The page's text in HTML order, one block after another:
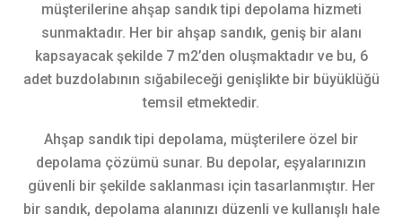
müşterilerine ahşap sandık tipi depolama hizmeti
sunmaktadır. Her bir ahşap sandık, geniş bir alanı
kapsayacak şekilde 7 m2’den oluşmaktadır ve bu, 6
adet buzdolabının sığabileceği genişlikte bir büyüklüğü
temsil etmektedir.
Ahşap sandık tipi depolama, müşterilere özel bir
depolama çözümü sunar. Bu depolar, eşyalarınızın
güvenli bir şekilde saklanması için tasarlanmıştır. Her
bir sandık, depolama alanınızı düzenli ve kullanışlı hale